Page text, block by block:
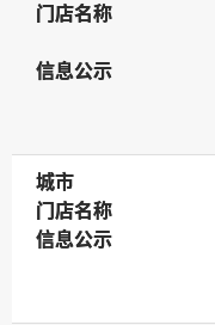
门店名称
门店名称
信息公示
信息公示
城市
城市
门店名称
门店名称
信息公示
信息公示